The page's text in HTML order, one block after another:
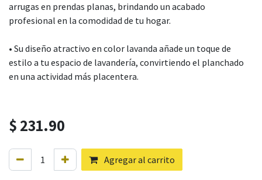
arrugas en prendas planas, brindando un acabado
profesional en la comodidad de tu hogar.
• Su diseño atractivo en color lavanda añade un toque de
estilo a tu espacio de lavandería, convirtiendo el planchado
en una actividad más placentera.
$231.90
Agregar al carrito